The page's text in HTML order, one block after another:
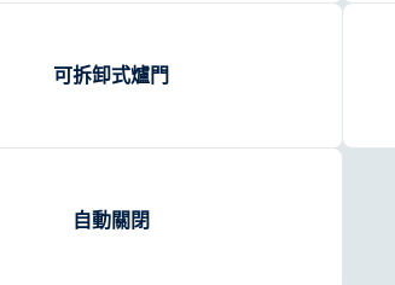
可拆卸式爐門
自動關閉